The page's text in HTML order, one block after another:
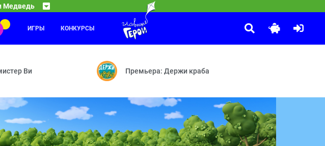
Медведь
— А с собакой лучше — Суперпицца — Осторожно, двери закрываются — Идёт коза рогатая —
Потеря памяти — Роль — Букашки — Индейцы — Мирный путь — Бессонница — Плохая
Смешарики
Бойкот — Невидимка — Сувенир — Фанерное солнце —
ИГРЫ КОНКУРСЫ
Ви Премьера: Держи краба